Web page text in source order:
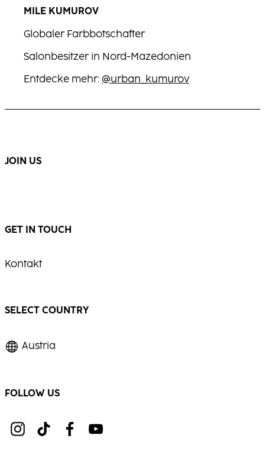
MILE KUMUROV
Globaler Farbbotschafter
Salonbesitzer in Nord-Mazedonien
Entdecke mehr: @urban_kumurov​
JOIN US
GET IN TOUCH
Kontakt
SELECT COUNTRY
Austria
FOLLOW US